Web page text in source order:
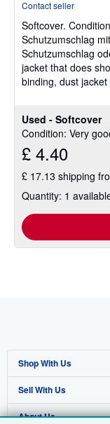
Used - Softcover
Condition: Very
£ 4.40
£ 17.13 shipping
Quantity: 1
out
of
5
stars
Contact seller
Softcover.
Schutzumschlag
Schutzumschlag
jacket that does
binding, dust
Shop With Us
Advanced Search
Browse Collections
Sell With Us
Start Selling
About Us